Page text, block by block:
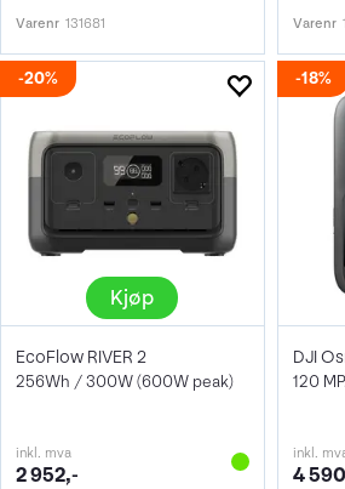
Varenr 131681 Varenr
20%
Kjøp
EcoFlow RIVER 2
256Wh / 300W (600W peak)
inkl. mva
2 952,-
18%
120
inkl.
4